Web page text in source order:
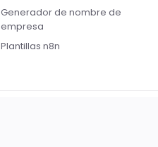
Generador de nombre de
empresa
Plantillas n8n